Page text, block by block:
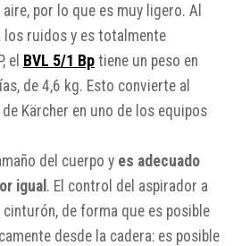
por lo que es muy ligero. Al
ruidos y es totalmente
el BVL 5/1 Bp tiene un peso en
de 4,6 kg. Esto convierte al
Kärcher en uno de los equipos
del cuerpo y es adecuado
igual . El control del aspirador a
de forma que es posible
desde la cadera: es posible